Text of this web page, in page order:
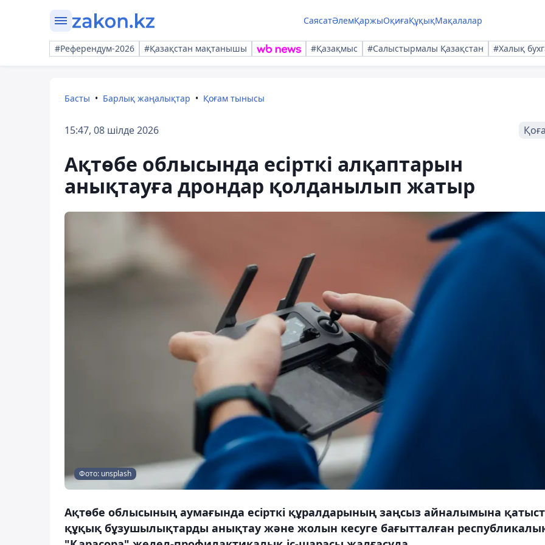
СаясатӘлемҚаржыОқиғаҚұқықМақалалар
#Референдум-2026 #Қазақстан мақтанышы #Қазақмыс #Салыстырмалы Қазақстан #Халық
Басты Барлық жаңалықтар Қоғам тынысы
15:47, 08 шілде 2026
Ақтөбе облысында есірткі алқаптарын
анықтауға дрондар қолданылып жатыр
Фото: unsplash
Ақтөбе облысының аумағында есірткі құралдарының заңсыз айналымына
құқық бұзушылықтарды анықтау және жолын кесуге бағытталған